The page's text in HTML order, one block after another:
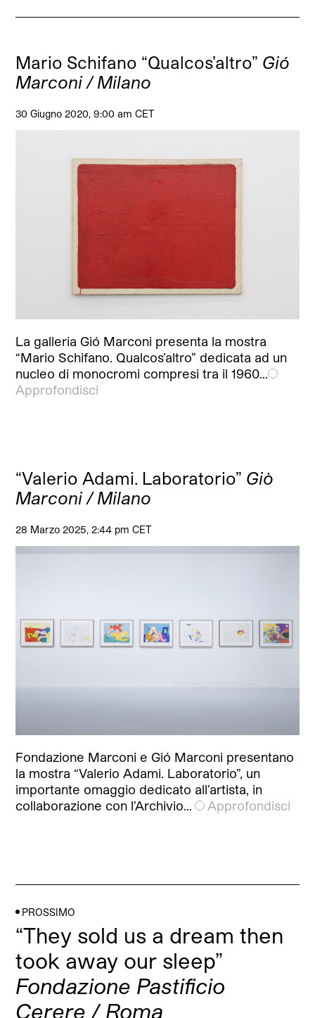
Mario Schifano “Qualcos’altro” Gió
Marconi / Milano
30 Giugno 2020, 9:00 am CET
La galleria Gió Marconi presenta la mostra
“Mario Schifano. Qualcos’altro” dedicata ad un
nucleo di monocromi compresi tra il 1960…
Approfondisci
“Valerio Adami. Laboratorio” Giò
Marconi / Milano
28 Marzo 2025, 2:44 pm CET
Fondazione Marconi e Gió Marconi presentano
la mostra “Valerio Adami. Laboratorio”, un
importante omaggio dedicato all’artista, in
collaborazione con l’Archivio…
Approfondisci
PROSSIMO
“They sold us a dream then
took away our sleep”
Fondazione Pastificio
Cerere / Roma